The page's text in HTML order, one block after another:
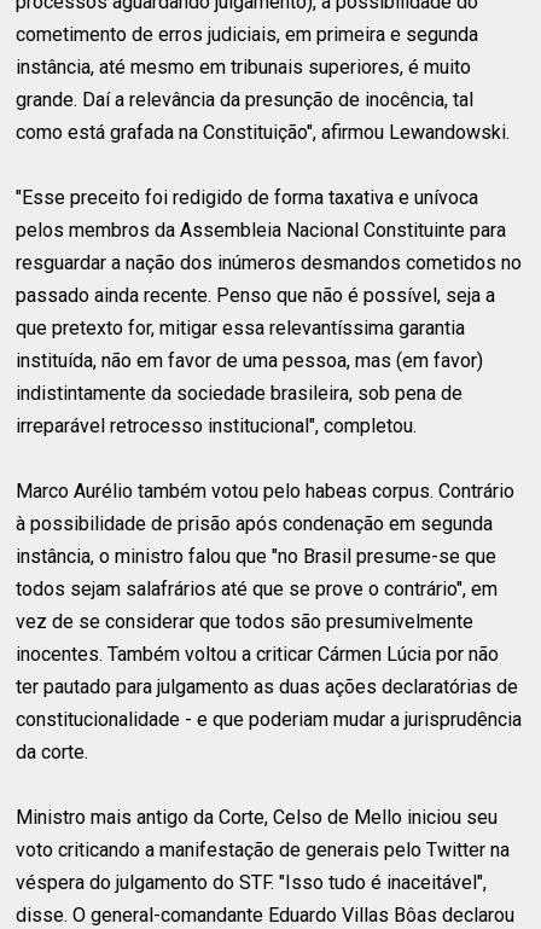
cometimento de erros judiciais, em primeira e segunda
instância, até mesmo em tribunais superiores, é muito
grande. Daí a relevância da presunção de inocência, tal
como está grafada na Constituição", afirmou Lewandowski.
"Esse preceito foi redigido de forma taxativa e unívoca
pelos membros da Assembleia Nacional Constituinte para
resguardar a nação dos inúmeros desmandos cometidos no
passado ainda recente. Penso que não é possível, seja a
que pretexto for, mitigar essa relevantíssima garantia
instituída, não em favor de uma pessoa, mas (em favor)
indistintamente da sociedade brasileira, sob pena de
irreparável retrocesso institucional", completou.
Marco Aurélio também votou pelo habeas corpus. Contrário
à possibilidade de prisão após condenação em segunda
instância, o ministro falou que "no Brasil presume-se que
todos sejam salafrários até que se prove o contrário", em
vez de se considerar que todos são presumivelmente
inocentes. Também voltou a criticar Cármen Lúcia por não
ter pautado para julgamento as duas ações declaratórias de
constitucionalidade - e que poderiam mudar a jurisprudência
da corte.
Ministro mais antigo da Corte, Celso de Mello iniciou seu
voto criticando a manifestação de generais pelo Twitter na
véspera do julgamento do STF. "Isso tudo é inaceitável",
disse. O general-comandante Eduardo Villas Bôas declarou